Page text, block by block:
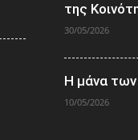
της
30/05/2026
Η μάνα
10/05/2026